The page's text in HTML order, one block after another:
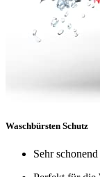
Waschbürsten Schutz
Sehr schonend